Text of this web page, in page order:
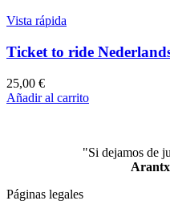
Vista rápida
Ticket to ride
25,00 €
Añadir al carrito
"Si dejamos de
Páginas legales